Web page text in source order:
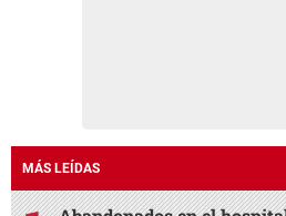
MÁS LEÍDAS